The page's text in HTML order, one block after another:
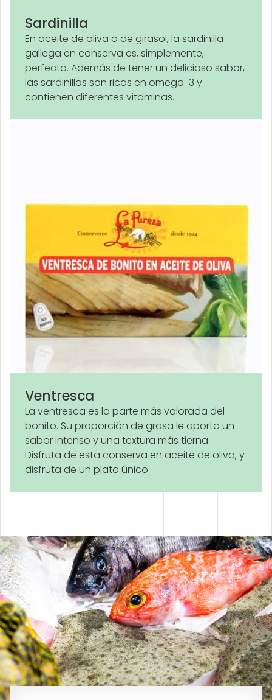
Sardinilla
En aceite de oliva o de girasol, la sardinilla
gallega en conserva es, simplemente,
perfecta. Además de tener un delicioso sabor,
las sardinillas son ricas en omega-3 y
contienen diferentes vitaminas.
Ventresca
La ventresca es la parte más valorada del
bonito. Su proporción de grasa le aporta un
sabor intenso y una textura más tierna.
Disfruta de esta conserva en aceite de oliva, y
disfruta de un plato único.